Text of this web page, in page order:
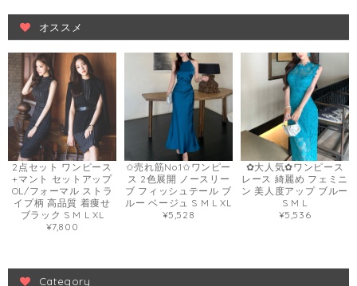
オススメ
2点セット ワンピース
+マント セットアップ
OL/フォーマル ストラ
イプ柄 高品質 着痩せ
ブラック S M L XL
¥7,800
✩売れ筋No.1✩ワンピー
ス 2色展開 ノースリー
ブ フィッシュテール ブ
ルー ベージュ S M L XL
¥5,528
✿大人気✿ワンピース
レース 綺麗め フェミニ
ン 美人度アップ ブルー
S M L
¥5,536
Category